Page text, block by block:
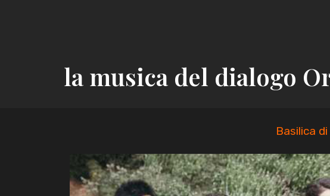
la musica del dialogo
Basilica di